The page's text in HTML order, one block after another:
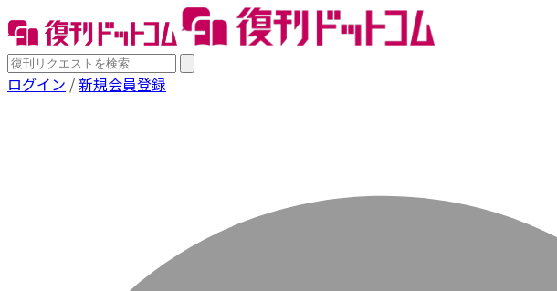
ログイン /新規会員登録